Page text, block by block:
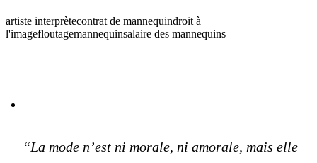
artiste interprètecontrat de mannequindroit à
l'imagefloutagemannequinsalaire des mannequins
“La mode n’est ni morale, ni amorale, mais elle